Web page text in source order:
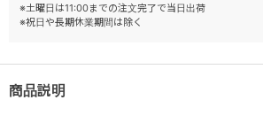
※土曜日は11:00までの注文完了で当日出荷
※祝日や長期休業期間は除く
商品説明